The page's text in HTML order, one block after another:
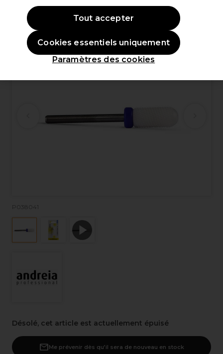
19,19 €
P038041
Désolé, cet article est actuellement épuisé
Me prévenir dès qu’il sera de nouveau en stock
Paramètres des cookies
Cookies essentiels uniquement
Tout accepter